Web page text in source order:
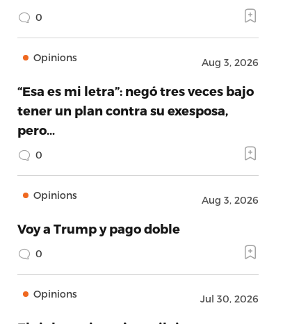
0
Opinions Aug 3, 2026
“Esa es mi letra”: negó tres veces bajo
tener un plan contra su exesposa,
pero…
0
Opinions Aug 3, 2026
Voy a Trump y pago doble
0
Opinions Jul 30, 2026